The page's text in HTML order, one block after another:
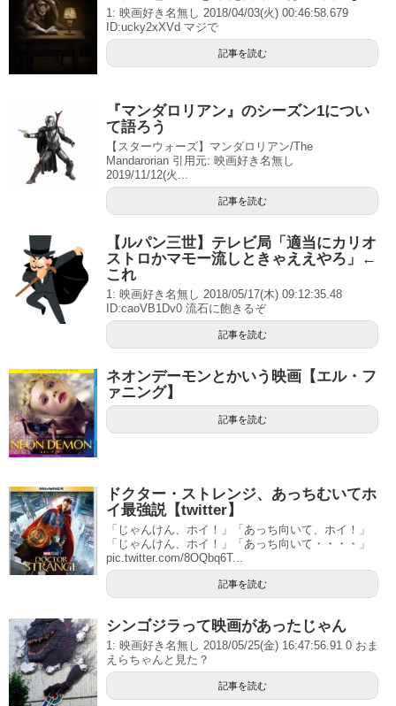
1: 映画好き名無し 2018/04/03(火) 00:46:58.679
ID:ucky2xXVd マジで
記事を読む
『マンダロリアン』のシーズン1につい
て語ろう
【スターウォーズ】マンダロリアン/The
Mandarorian 引用元: 映画好き名無し
2019/11/12(火...
記事を読む
【ルパン三世】テレビ局「適当にカリオ
ストロかマモー流しときゃええやろ」←
これ
1: 映画好き名無し 2018/05/17(木) 09:12:35.48
ID:caoVB1Dv0 流石に飽きるぞ
記事を読む
ネオンデーモンとかいう映画【エル・フ
ァニング】
記事を読む
ドクター・ストレンジ、あっちむいてホ
イ最強説【twitter】
「じゃんけん、ホイ！」「あっち向いて、ホイ！」
「じゃんけん、ホイ！」「あっち向いて・・・・」
pic.twitter.com/8OQbq6T...
記事を読む
シンゴジラって映画があったじゃん
1: 映画好き名無し 2018/05/25(金) 16:47:56.91 0 おま
えらちゃんと見た？
記事を読む